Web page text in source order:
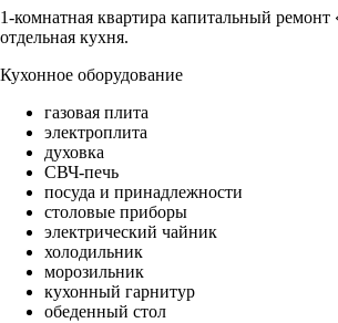
1-комнатная квартира капитальный ремонт
отдельная кухня.
Кухонное оборудование
газовая плита
электроплита
духовка
СВЧ-печь
посуда и принадлежности
столовые приборы
электрический чайник
холодильник
морозильник
кухонный гарнитур
обеденный стол